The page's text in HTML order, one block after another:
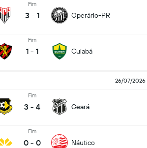
Fim
3 - 1 Operário-PR
Fim
1 - 1 Cuiabá
26/07/2026
Fim
3 - 4 Ceará
Fim
0 - 0 Náutico